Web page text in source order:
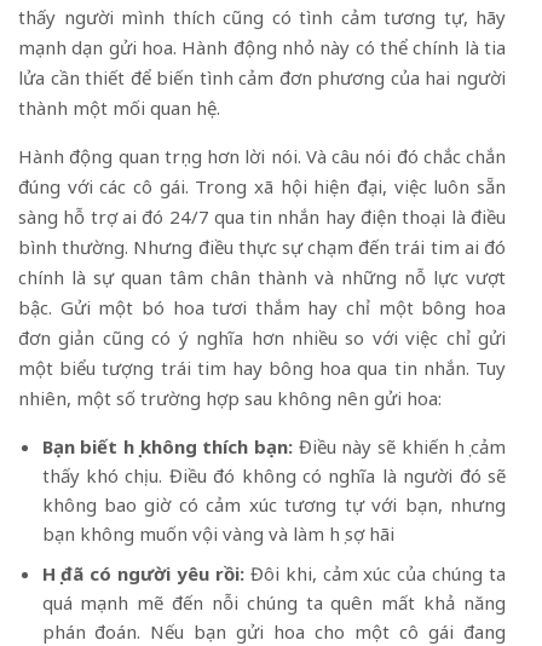
thấy người mình thích cũng có tình cảm tương tự, hãy
mạnh dạn gửi hoa. Hành động nhỏ này có thể chính là tia
lửa cần thiết để biến tình cảm đơn phương của hai người
thành một mối quan hệ.
Hành động quan trọng hơn lời nói. Và câu nói đó chắc chắn
đúng với các cô gái. Trong xã hội hiện đại, việc luôn sẵn
sàng hỗ trợ ai đó 24/7 qua tin nhắn hay điện thoại là điều
bình thường. Nhưng điều thực sự chạm đến trái tim ai đó
chính là sự quan tâm chân thành và những nỗ lực vượt
bậc. Gửi một bó hoa tươi thắm hay chỉ một bông hoa
đơn giản cũng có ý nghĩa hơn nhiều so với việc chỉ gửi
một biểu tượng trái tim hay bông hoa qua tin nhắn. Tuy
nhiên, một số trường hợp sau không nên gửi hoa:
Bạn biết họ không thích bạn:Điều này sẽ khiến họ cảm
thấy khó chịu. Điều đó không có nghĩa là người đó sẽ
không bao giờ có cảm xúc tương tự với bạn, nhưng
bạn không muốn vội vàng và làm họ sợ hãi
Họ đã có người yêu rồi: Đôi khi, cảm xúc của chúng ta
quá mạnh mẽ đến nỗi chúng ta quên mất khả năng
phán đoán. Nếu bạn gửi hoa cho một cô gái đang